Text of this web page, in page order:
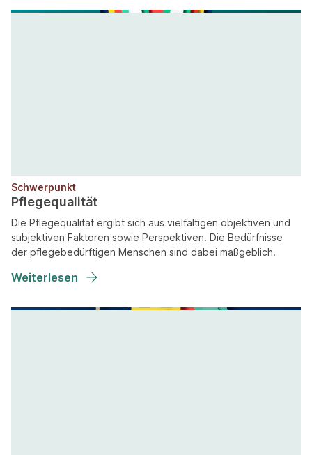
Schwerpunkt
Pflegequalität
Die Pflegequalität ergibt sich aus vielfältigen objektiven und
subjektiven Faktoren sowie Perspektiven. Die Bedürfnisse
der pflegebedürftigen Menschen sind dabei maßgeblich.
Weiterlesen